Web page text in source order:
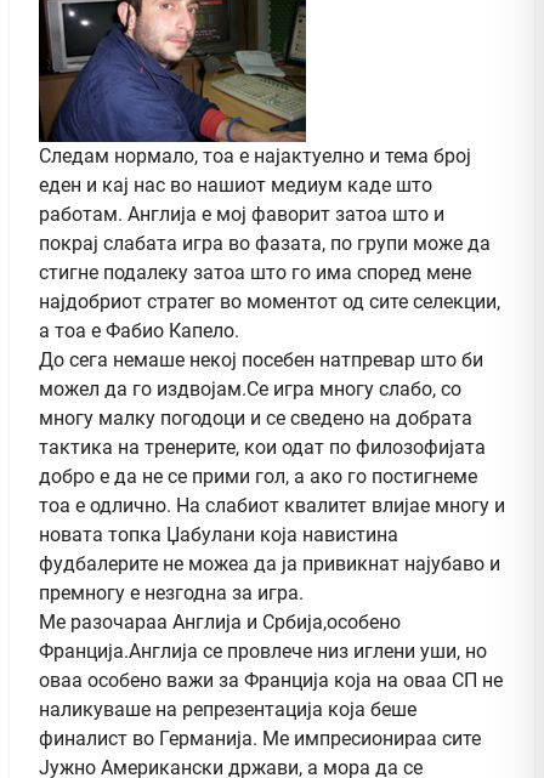
Следам нормало, тоа е најактуелно и тема број
еден и кај нас во нашиот медиум каде што
работам. Англија е мој фаворит затоа што и
покрај слабата игра во фазата, по групи може да
стигне подалеку затоа што го има според мене
најдобриот стратег во моментот од сите селекции,
а тоа е Фабио Капело.
До сега немаше некој посебен натпревар што би
можел да го издвојам.Се игра многу слабо, со
многу малку погодоци и се сведено на добрата
тактика на тренерите, кои одат по филозофијата
добро е да не се прими гол, а ако го постигнеме
тоа е одлично. На слабиот квалитет влијае многу и
новата топка Џабулани која навистина
фудбалерите не можеа да ја привикнат најубаво и
премногу е незгодна за игра.
Ме разочараа Англија и Србија,особено
Франција.Англија се провлече низ иглени уши, но
оваа особено важи за Франција која на оваа СП не
наликуваше на репрезентација која беше
финалист во Германија. Ме импресионираа сите
Јужно Американски држави, а мора да се